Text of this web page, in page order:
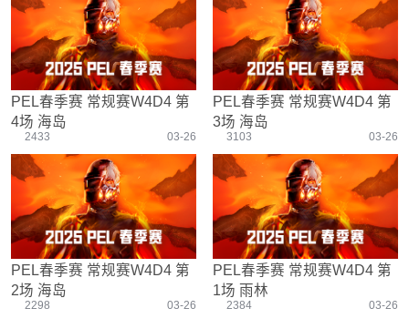
PEL春季赛 常规赛W4D4 第
4场 海岛
2433 03-26
PEL春季赛 常规赛W4D4 第
3场 海岛
3103 03-26
PEL春季赛 常规赛W4D4 第
2场 海岛
2298 03-26
PEL春季赛 常规赛W4D4 第
1场 雨林
2384 03-26